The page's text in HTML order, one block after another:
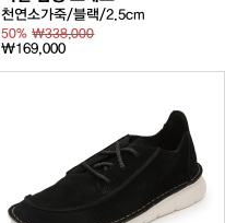
천연소가죽/블랙/2.5cm
50%₩338,000
₩169,000